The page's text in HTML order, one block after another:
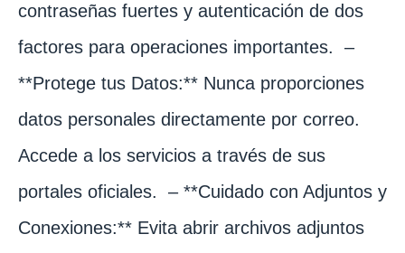
contraseñas fuertes y autenticación de dos
factores para operaciones importantes. –
**Protege tus Datos:** Nunca proporciones
datos personales directamente por correo.
Accede a los servicios a través de sus
portales oficiales. – **Cuidado con Adjuntos y
Conexiones:** Evita abrir archivos adjuntos